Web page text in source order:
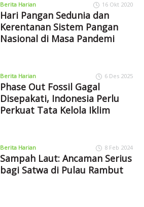
Berita Harian 16 Okt 2020
Hari Pangan Sedunia dan
Kerentanan Sistem Pangan
Nasional di Masa Pandemi
Berita Harian 6 Des 2025
Phase Out Fossil Gagal
Disepakati, Indonesia Perlu
Perkuat Tata Kelola Iklim
Berita Harian 8 Feb 2024
Sampah Laut: Ancaman Serius
bagi Satwa di Pulau Rambut